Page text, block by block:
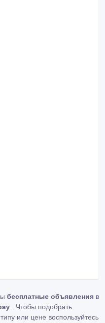
бесплатные объявления в
. Чтобы подобрать
или цене воспользуйтесь